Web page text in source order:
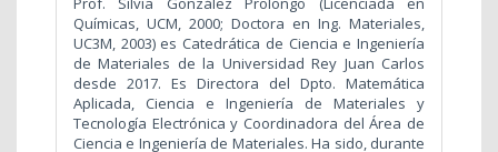
Químicas, UCM, 2000; Doctora en Ing. Materiales,
UC3M, 2003) es Catedrática de Ciencia e Ingeniería
de Materiales de la Universidad Rey Juan Carlos
desde 2017. Es Directora del Dpto. Matemática
Aplicada, Ciencia e Ingeniería de Materiales y
Tecnología Electrónica y Coordinadora del Área de
Ciencia e Ingeniería de Materiales. Ha sido, durante